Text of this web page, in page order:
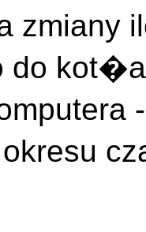
zmiany
do